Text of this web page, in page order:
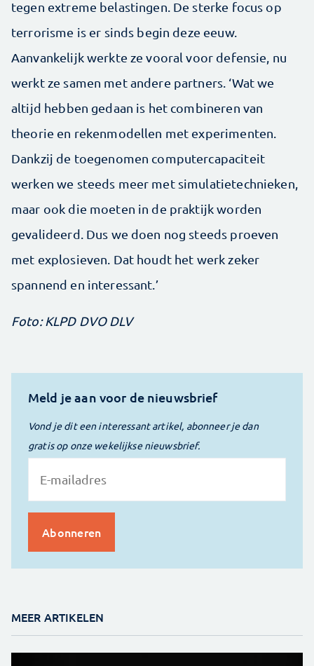
tegen extreme belastingen. De sterke focus op
terrorisme is er sinds begin deze eeuw.
Aanvankelijk werkte ze vooral voor defensie, nu
werkt ze samen met andere partners. ‘Wat we
altijd hebben gedaan is het combineren van
theorie en rekenmodellen met experimenten.
Dankzij de toegenomen computercapaciteit
werken we steeds meer met simulatietechnieken,
maar ook die moeten in de praktijk worden
gevalideerd. Dus we doen nog steeds proeven
met explosieven. Dat houdt het werk zeker
spannend en interessant.’
Foto: KLPD DVO DLV
Meld je aan voor de nieuwsbrief
Vond je dit een interessant artikel, abonneer je dan
gratis op onze wekelijkse nieuwsbrief.
MEER ARTIKELEN